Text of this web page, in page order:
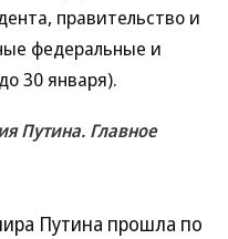
правительство и
федеральные и
30 января).
Путина. Главное
Путина прошла по